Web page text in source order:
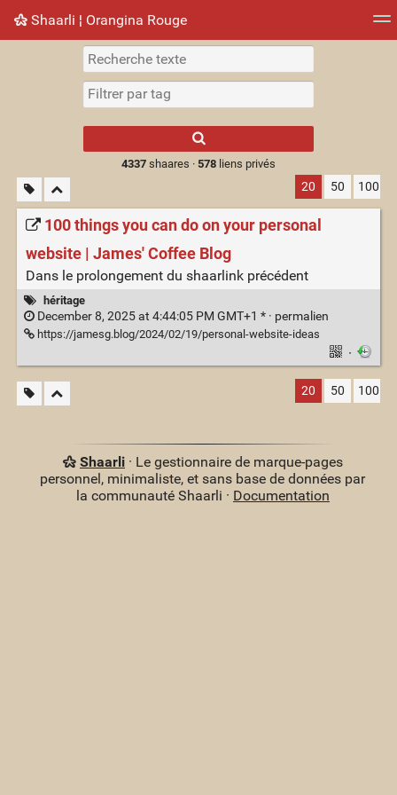
Shaarli ¦ Orangina Rouge
Nuage de tags Mur d'images
results.
4337shaares · 578liens privés
20 50 100
100 things you can do on your personal
website | James' Coffee Blog
Dans le prolongement du shaarlink précédent
héritage
December 8, 2025 at 4:44:05 PM GMT+1 * · permalien
https://jamesg.blog/2024/02/19/personal-website-ideas
·
20 50 100
Shaarli· Le gestionnaire de marque-pages
personnel, minimaliste, et sans base de données par
la communauté Shaarli · Documentation